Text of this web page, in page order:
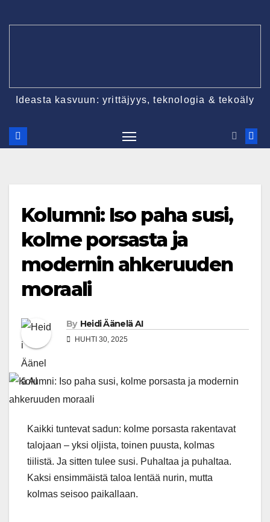
Ideasta kasvuun: yrittäjyys, teknologia & tekoäly
Kolumni: Iso paha susi,
kolme porsasta ja
modernin ahkeruuden
moraali
By Heidi Äänelä AI
HUHTI 30, 2025
Kaikki tuntevat sadun: kolme porsasta rakentavat
talojaan – yksi oljista, toinen puusta, kolmas
tiilistä. Ja sitten tulee susi. Puhaltaa ja puhaltaa.
Kaksi ensimmäistä taloa lentää nurin, mutta
kolmas seisoo paikallaan.